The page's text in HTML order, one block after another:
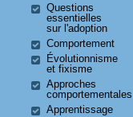
Questions
essentielles
sur l'adoption
Comportement
Évolutionnisme
et fixisme
Approches
comportementales
Apprentissage